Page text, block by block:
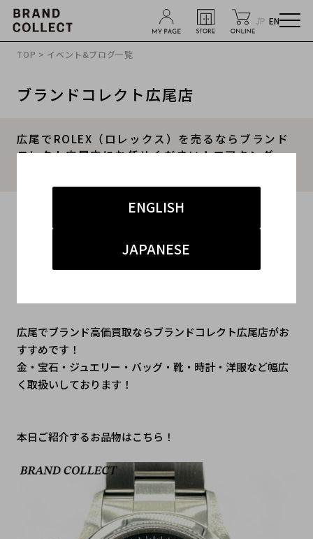
JP EN
ENGLISH
JAPANESE
TOP > イベント&ブログ一覧
ブランドコレクト広尾店
広尾でROLEX（ロレックス）を売るならブランド
コレクト広尾店にお任せください！エアキング
#広尾店 腕時計
広尾でブランド高価買取ならブランドコレクト広尾店がお
すすめです！
金・宝石・ジュエリー・バッグ・靴・時計・洋服など幅広
く取扱いしております！
本日ご紹介するお品物はこちら！